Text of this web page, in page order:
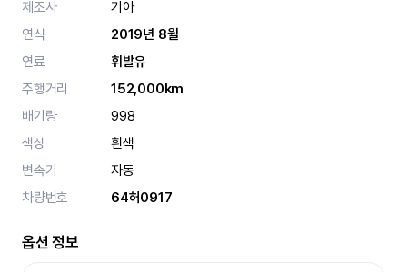
제조사
기아
연식
2019년 8월
연료
휘발유
주행거리
152,000km
배기량
998
색상
흰색
변속기
자동
차량번호
64허0917
옵션 정보